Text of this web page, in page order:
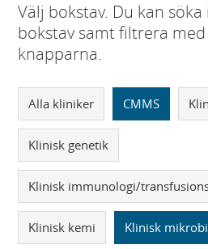
Välj bokstav. Du kan
bokstav samt filtrera
knapparna.
Alla kliniker CMMS
Klinisk genetik
Klinisk immunologi/
Klinisk kemi Klinisk